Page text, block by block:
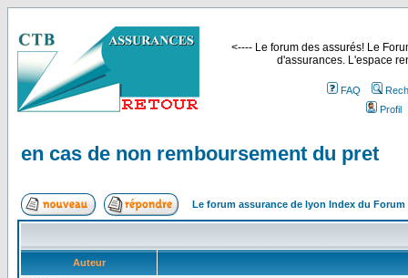
<---- Le forum des assurés! Le
d'assurances. L'espace
FAQ
Profil
en cas de non remboursement du pret
Le forum assurance de lyon Index du Forum
Auteur